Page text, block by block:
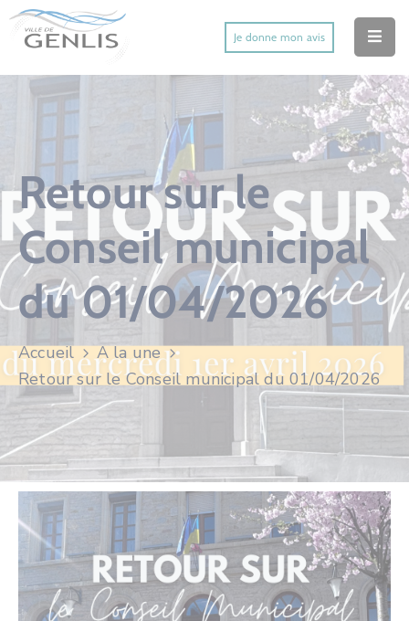
Je donne mon avis
Accueil
Ma Ville
Mes Démarches
Mes Services Utiles
Mes Activités
Actu’
Retour sur le
Conseil municipal
du 01/04/2026
Accueil
A la une
Retour sur le Conseil municipal du 01/04/2026